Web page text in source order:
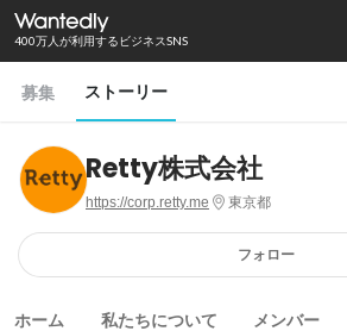
400万人が利用するビジネスSNS
募集 ストーリー
Retty株式会社
https://corp.retty.me 東京都
フォロー
ホーム 私たちについて メンバー